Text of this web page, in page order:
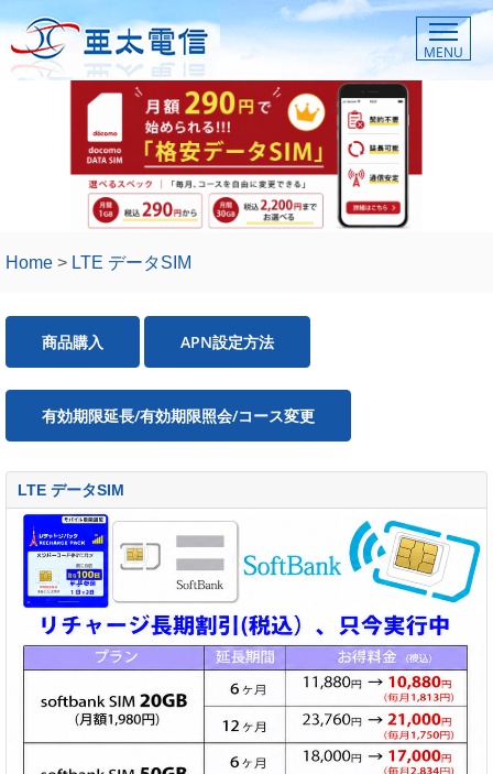
MENU
Home > LTE データSIM
商品購入 APN設定方法
有効期限延長/有効期限照会/コース変更
LTE データSIM